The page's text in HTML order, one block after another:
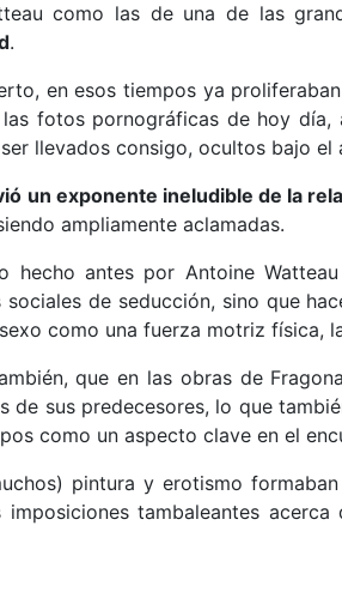
como las de una de las
.
en esos tiempos ya
fotos pornográficas de hoy día,
llevados consigo, ocultos bajo el
un exponente ineludible de la
ampliamente aclamadas.
hecho antes por Antoine
de seducción, sino que
como una fuerza motriz física,
que en las obras de
de sus predecesores, lo que
como un aspecto clave en el
pintura y erotismo
imposiciones tambaleantes